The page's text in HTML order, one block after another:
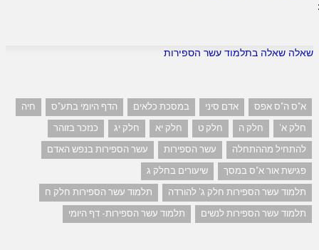
שאלה שאלה בתלמוד עשר הספירות
א"ס ה"ס אפס אדם סיני במסכת כלאים הדף היומי בתע"ס
חיה
חלק א'
חלק ה חלק ט חלק יא חלק יג
כנזכר בזוהר
להתחיל מההתחלה
עשר הספירות
עשר הספירות בנפש האדם
פגישת אור א"ס במסך
שיעורים בחלק ג
תלמוד עשר הספירות חלק ג' להורדה
תלמוד עשר הספירות חלק ח
תלמוד עשר הספירות לנשים
תלמוד עשר הספירות- דף היומי